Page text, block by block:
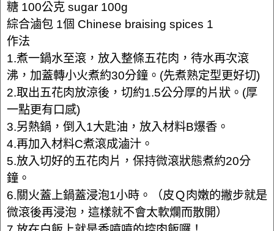
糖 100公克 sugar 100g
綜合滷包 1個 Chinese braising spices 1
作法
1.煮一鍋水至滾，放入整條五花肉，待水再次滾
沸，加蓋轉小火煮約30分鐘。(先煮熟定型更好切)
2.取出五花肉放涼後，切約1.5公分厚的片狀。(厚
一點更有口感)
3.另熱鍋，倒入1大匙油，放入材料B爆香。
4.再加入材料C煮滾成滷汁。
5.放入切好的五花肉片，保持微滾狀態煮約20分
鐘。
6.關火蓋上鍋蓋浸泡1小時。（皮Ｑ肉嫩的撇步就是
微滾後再浸泡，這樣就不會太軟爛而散開）